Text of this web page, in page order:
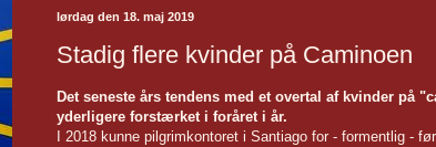
lørdag den 18. maj 2019
Stadig flere kvinder på Caminoen
Det seneste års tendens med et overtal af kvinder på
yderligere forstærket i foråret i år.
I 2018 kunne pilgrimkontoret i Santiago for - formentlig -